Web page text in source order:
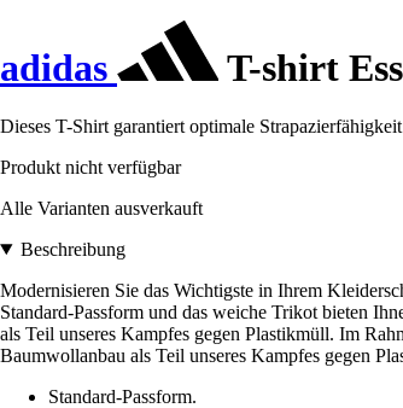
adidas T-shirt
Dieses T-Shirt garantiert optimale
Produkt nicht verfügbar
Alle Varianten ausverkauft
Beschreibung
Modernisieren Sie das Wichtigste in Ihrem
Standard-Passform und das weiche Trikot bieten
als Teil unseres Kampfes gegen Plastikmüll. Im
Baumwollanbau als Teil unseres Kampfes gegen
Standard-Passform.